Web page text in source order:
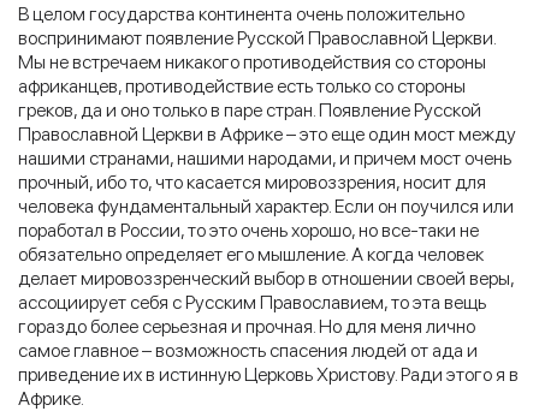
В целом государства континента очень положительно
воспринимают появление Русской Православной Церкви.
Мы не встречаем никакого противодействия со стороны
африканцев, противодействие есть только со стороны
греков, да и оно только в паре стран. Появление Русской
Православной Церкви в Африке – это еще один мост между
нашими странами, нашими народами, и причем мост очень
прочный, ибо то, что касается мировоззрения, носит для
человека фундаментальный характер. Если он поучился или
поработал в России, то это очень хорошо, но все-таки не
обязательно определяет его мышление. А когда человек
делает мировоззренческий выбор в отношении своей веры,
ассоциирует себя с Русским Православием, то эта вещь
гораздо более серьезная и прочная. Но для меня лично
самое главное – возможность спасения людей от ада и
приведение их в истинную Церковь Христову. Ради этого я в
Африке.